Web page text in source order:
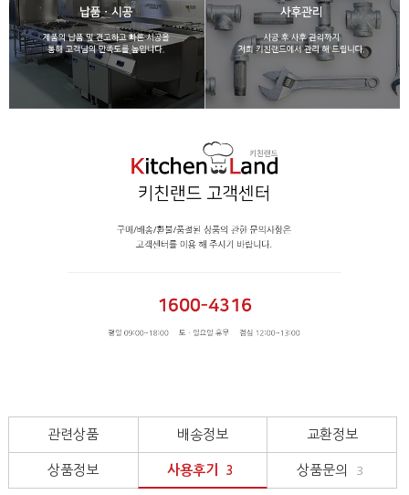
관련상품 배송정보 교환정보
상품정보 사용후기 3 상품문의 3